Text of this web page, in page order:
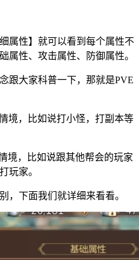
属性】就可以看到每个属性不
属性、攻击属性、防御属性。
跟大家科普一下，那就是PVE
境，比如说打小怪，打副本等
境，比如说跟其他帮会的玩家
玩家。
，下面我们就详细来看看。